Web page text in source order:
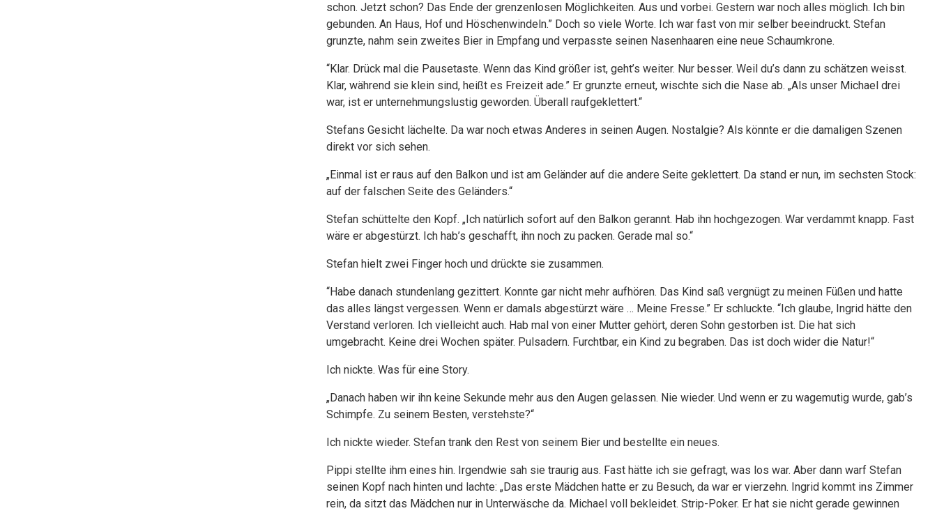
schon. Jetzt schon? Das Ende der grenzenlosen Möglichkeiten. Aus und vorbei. Gestern war noch alles möglich. Ich bin
gebunden. An Haus, Hof und Höschenwindeln.” Doch so viele Worte. Ich war fast von mir selber beeindruckt. Stefan
grunzte, nahm sein zweites Bier in Empfang und verpasste seinen Nasenhaaren eine neue Schaumkrone.
“Klar. Drück mal die Pausetaste. Wenn das Kind größer ist, geht’s weiter. Nur besser. Weil du’s dann zu schätzen weisst.
Klar, während sie klein sind, heißt es Freizeit ade.” Er grunzte erneut, wischte sich die Nase ab. „Als unser Michael drei
war, ist er unternehmungslustig geworden. Überall raufgeklettert.“
Stefans Gesicht lächelte. Da war noch etwas Anderes in seinen Augen. Nostalgie? Als könnte er die damaligen Szenen
direkt vor sich sehen.
„Einmal ist er raus auf den Balkon und ist am Geländer auf die andere Seite geklettert. Da stand er nun, im sechsten Stock:
auf der falschen Seite des Geländers.“
Stefan schüttelte den Kopf. „Ich natürlich sofort auf den Balkon gerannt. Hab ihn hochgezogen. War verdammt knapp. Fast
wäre er abgestürzt. Ich hab’s geschafft, ihn noch zu packen. Gerade mal so.“
Stefan hielt zwei Finger hoch und drückte sie zusammen.
“Habe danach stundenlang gezittert. Konnte gar nicht mehr aufhören. Das Kind saß vergnügt zu meinen Füßen und hatte
das alles längst vergessen. Wenn er damals abgestürzt wäre … Meine Fresse.” Er schluckte. “Ich glaube, Ingrid hätte den
Verstand verloren. Ich vielleicht auch. Hab mal von einer Mutter gehört, deren Sohn gestorben ist. Die hat sich
umgebracht. Keine drei Wochen später. Pulsadern. Furchtbar, ein Kind zu begraben. Das ist doch wider die Natur!“
Ich nickte. Was für eine Story.
„Danach haben wir ihn keine Sekunde mehr aus den Augen gelassen. Nie wieder. Und wenn er zu wagemutig wurde, gab’s
Schimpfe. Zu seinem Besten, verstehste?“
Ich nickte wieder. Stefan trank den Rest von seinem Bier und bestellte ein neues.
Pippi stellte ihm eines hin. Irgendwie sah sie traurig aus. Fast hätte ich sie gefragt, was los war. Aber dann warf Stefan
seinen Kopf nach hinten und lachte: „Das erste Mädchen hatte er zu Besuch, da war er vierzehn. Ingrid kommt ins Zimmer
rein, da sitzt das Mädchen nur in Unterwäsche da. Michael voll bekleidet. Strip-Poker. Er hat sie nicht gerade gewinnen